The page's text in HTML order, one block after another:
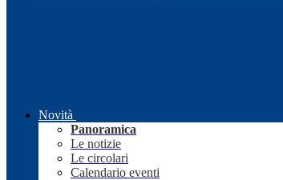
Novità
Panoramica
Le notizie
Le circolari
Calendario eventi